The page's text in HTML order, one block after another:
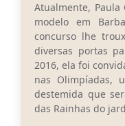
Atualmente, Paula
modelo em
concurso lhe
diversas portas
2016, ela foi
nas Olimpíadas,
destemida que
das Rainhas do